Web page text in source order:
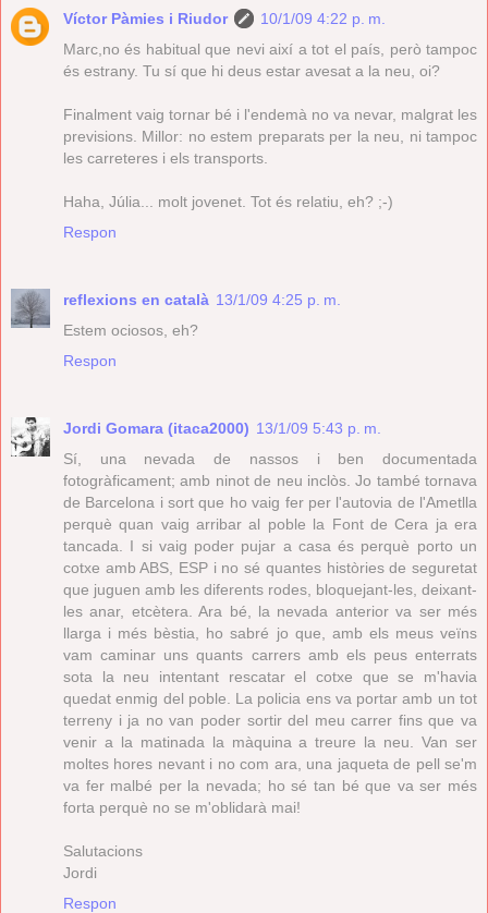
Víctor Pàmies i Riudor
10/1/09 4:22 p. m.
Marc,no és habitual que nevi així a tot el país, però tampoc
és estrany. Tu sí que hi deus estar avesat a la neu, oi?
Finalment vaig tornar bé i l'endemà no va nevar, malgrat les
previsions. Millor: no estem preparats per la neu, ni tampoc
les carreteres i els transports.
Haha, Júlia... molt jovenet. Tot és relatiu, eh? ;-)
Respon
reflexions en català 13/1/09 4:25 p. m.
Estem ociosos, eh?
Respon
Jordi Gomara (itaca2000) 13/1/09 5:43 p. m.
Sí, una nevada de nassos i ben documentada
fotogràficament; amb ninot de neu inclòs. Jo també tornava
de Barcelona i sort que ho vaig fer per l'autovia de l'Ametlla
perquè quan vaig arribar al poble la Font de Cera ja era
tancada. I si vaig poder pujar a casa és perquè porto un
cotxe amb ABS, ESP i no sé quantes històries de seguretat
que juguen amb les diferents rodes, bloquejant-les, deixant-
les anar, etcètera. Ara bé, la nevada anterior va ser més
llarga i més bèstia, ho sabré jo que, amb els meus veïns
vam caminar uns quants carrers amb els peus enterrats
sota la neu intentant rescatar el cotxe que se m'havia
quedat enmig del poble. La policia ens va portar amb un tot
terreny i ja no van poder sortir del meu carrer fins que va
venir a la matinada la màquina a treure la neu. Van ser
moltes hores nevant i no com ara, una jaqueta de pell se'm
va fer malbé per la nevada; ho sé tan bé que va ser més
forta perquè no se m'oblidarà mai!
Salutacions
Jordi
Respon